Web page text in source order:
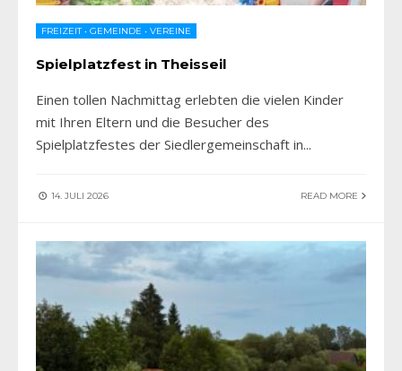
FREIZEIT• GEMEINDE • VEREINE
Spielplatzfest in Theisseil
Einen tollen Nachmittag erlebten die vielen Kinder
mit Ihren Eltern und die Besucher des
Spielplatzfestes der Siedlergemeinschaft in...
14. JULI 2026 READ MORE